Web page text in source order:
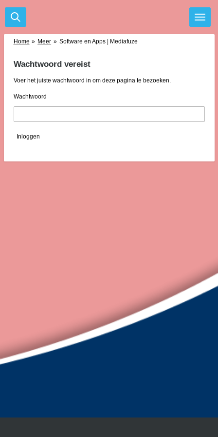
Ga
direct
Home » Meer » Software en Apps | Mediafuze
Wachtwoord vereist
Voer het juiste wachtwoord in om deze pagina te bezoeken.
Wachtwoord
Inloggen